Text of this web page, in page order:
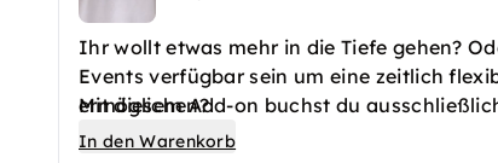
Ihr wollt etwas mehr in die Tiefe gehen?
Events verfügbar sein um eine zeitlich
ermöglichen?
Mit diesem Add-on buchst du
In den Warenkorb